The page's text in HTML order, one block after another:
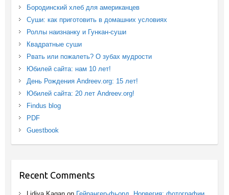
Бородинский хлеб для американцев
Суши: как приготовить в домашних условиях
Роллы наизнанку и Гункан-суши
Квадратные суши
Рвать или пожалеть? О зубах мудрости
Юбилей сайта: нам 10 лет!
День Рождения Andreev.org: 15 лет!
Юбилей сайта: 20 лет Andreev.org!
Findus blog
PDF
Guestbook
Recent Comments